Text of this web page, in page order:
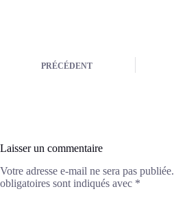
PRÉCÉDENT
Laisser un commentaire
Votre adresse e-mail ne sera pas publiée.
obligatoires sont indiqués avec *